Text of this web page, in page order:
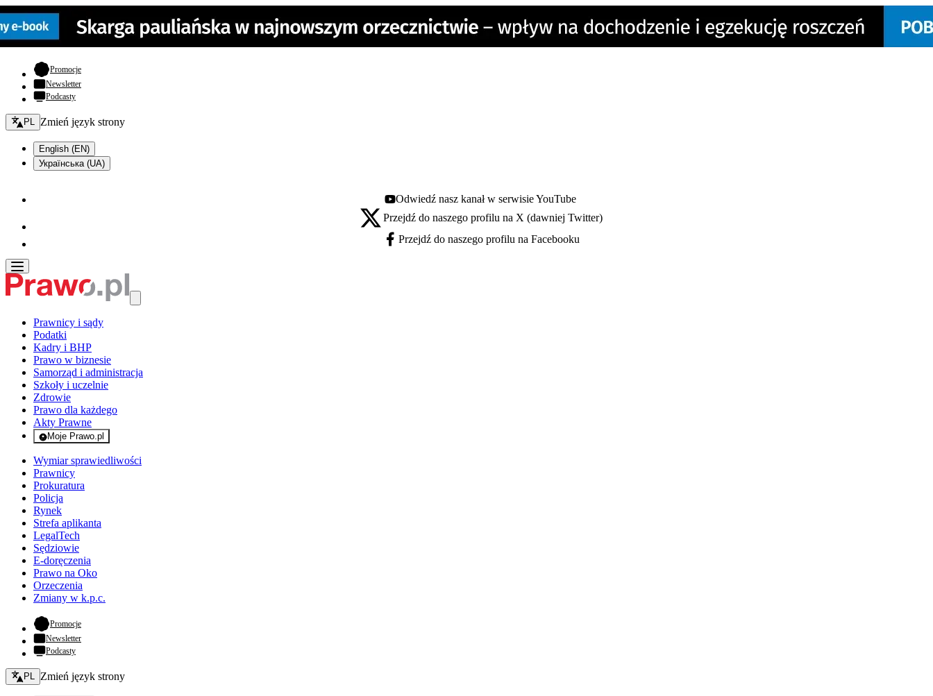
Promocje- otwiera się w nowej karcie
Newsletter
Podcasty
Zmień język - bieżący:
PL Zmień język strony
English (EN)
Українська (UA)
Youtube - otwiera się w nowej karcie
Odwiedź nasz kanał w serwisie YouTube
X - otwiera się w nowej karcie
Przejdź do naszego profilu na X (dawniej Twitter)
Facebook - otwiera się w nowej karcie
Przejdź do naszego profilu na Facebooku
Prawnicy i sądy
Podatki
Kadry i BHP
Prawo w biznesie
Samorząd i administracja
Szkoły i uczelnie
Zdrowie
Prawo dla każdego
Akty Prawne
Moje Prawo.pl
- rejestracja i logowanie do serwisu
Wymiar sprawiedliwości
Prawnicy
Prokuratura
Policja
Rynek
Strefa aplikanta
LegalTech
Sędziowie
E-doręczenia
Prawo na Oko
Orzeczenia
Zmiany w k.p.c.
Promocje- otwiera się w nowej karcie
Newsletter
Podcasty
Zmień język - bieżący:
PL Zmień język strony